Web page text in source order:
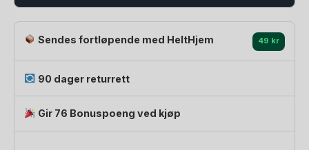
Sendes fortløpende med HeltHjem 49 kr
90 dager returrett
Gir 76 Bonuspoeng ved kjøp